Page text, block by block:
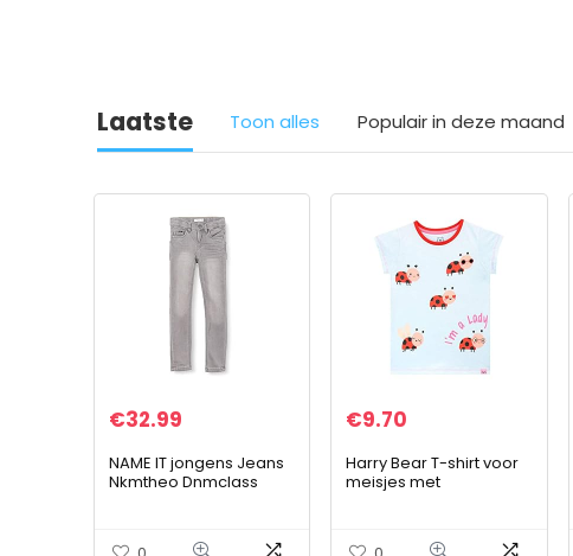
Laatste Toon alles Populair in deze maand
€32.99
NAME IT jongens Jeans
Nkmtheo Dnmclass
€9.70
Harry Bear T-shirt voor
meisjes met